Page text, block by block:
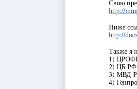
Свою
http://
Ниже
http://
Также я
1)
2) ЦБ
3) МВД
4)